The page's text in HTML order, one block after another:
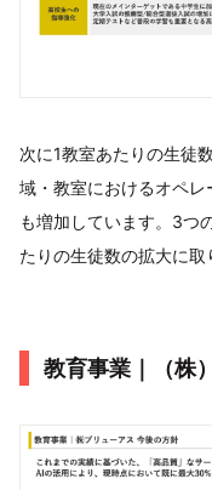
次に1教室あたりの生徒
域・教室におけるオペ
も増加しています。3つ
たりの生徒数の拡大に取
教育事業｜（株